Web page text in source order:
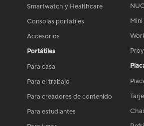
Smartwatch y Healthcare
Consolas portátiles
Accesorios
Portátiles
Para casa
Para el trabajo
Para creadores de contenido
Para estudiantes
Mini